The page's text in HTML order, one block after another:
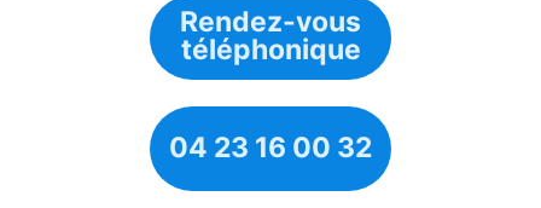
Rendez-vous
téléphonique
04 23 16 00 32